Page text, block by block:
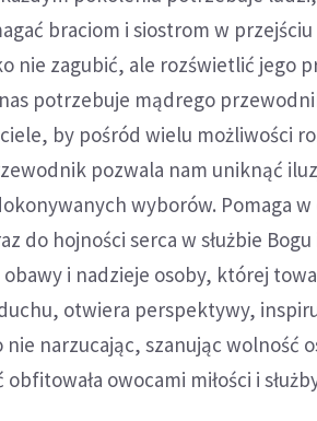
braciom i siostrom w
nie zagubić, ale rozświetlić jego
potrzebuje mądrego
by pośród wielu możliwości
pozwala nam uniknąć
wyborów. Pomaga
do hojności serca w służbie
i nadzieje osoby, której
otwiera perspektywy,
nie narzucając, szanując wolność
owocami miłości i